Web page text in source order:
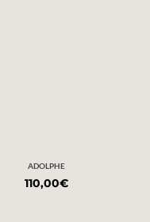
ADOLPHE
110,00€